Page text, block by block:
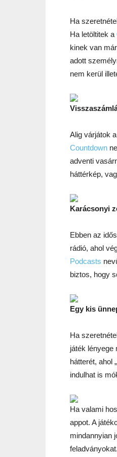
Ha
Ha letöltitek a
kinek van
adott
nem kerül
Alig várjátok
Countdown
adventi
háttérkép,
Karácsonyi
Ebben az
rádió, ahol
Podcasts
biztos, hogy
Egy kis
Ha
játék lényege
hátterét, ahol
indulhat is
Ha valami
appot. A
mindannyian